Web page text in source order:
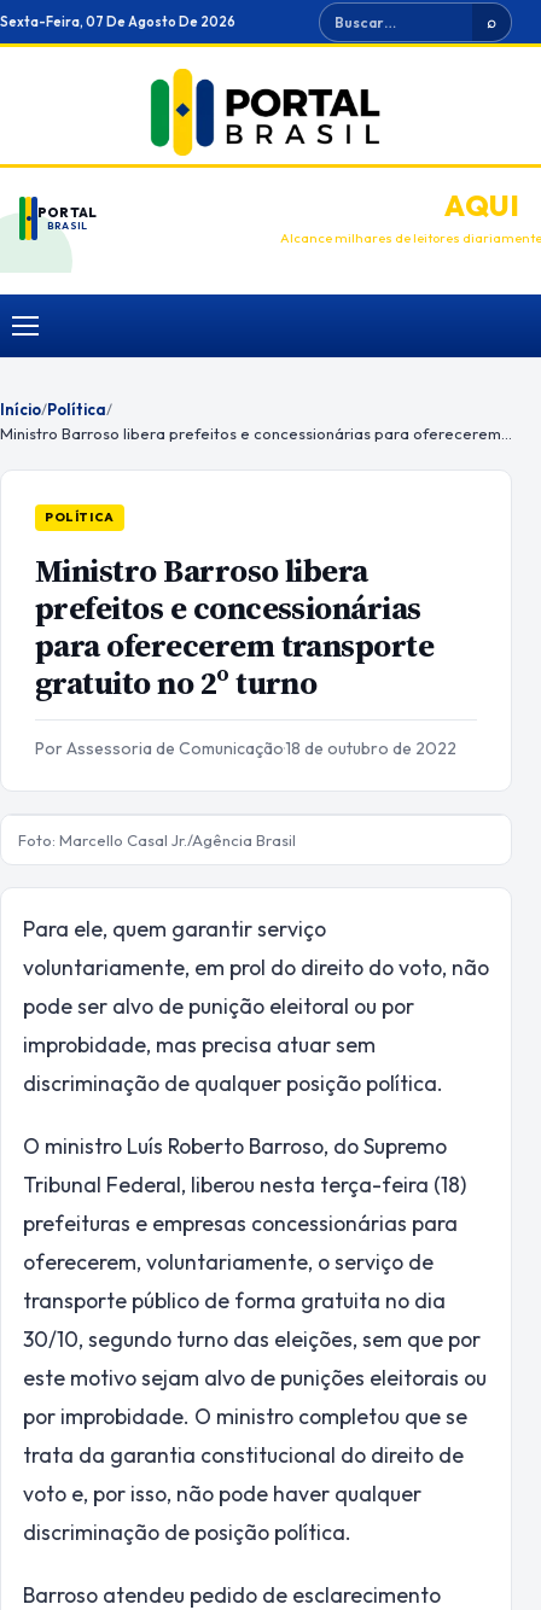
Ir
para
Sexta-Feira, 07 De Agosto De 2026 Buscar ⌕
PORTAL
BRASIL
ANUNCIEAQUI
Alcance milhares de leitores diariamente
Menu
Início/Política/
POLÍTICA
Ministro Barroso libera
prefeitos e concessionárias
para oferecerem transporte
gratuito no 2º turno
Por Assessoria de Comunicação·18 de outubro de 2022
Foto: Marcello Casal Jr./Agência Brasil
Para ele, quem garantir serviço
voluntariamente, em prol do direito do voto, não
pode ser alvo de punição eleitoral ou por
improbidade, mas precisa atuar sem
discriminação de qualquer posição política.
O ministro Luís Roberto Barroso, do Supremo
Tribunal Federal, liberou nesta terça-feira (18)
prefeituras e empresas concessionárias para
oferecerem, voluntariamente, o serviço de
transporte público de forma gratuita no dia
30/10, segundo turno das eleições, sem que por
este motivo sejam alvo de punições eleitorais ou
por improbidade. O ministro completou que se
trata da garantia constitucional do direito de
voto e, por isso, não pode haver qualquer
discriminação de posição política.
Barroso atendeu pedido de esclarecimento